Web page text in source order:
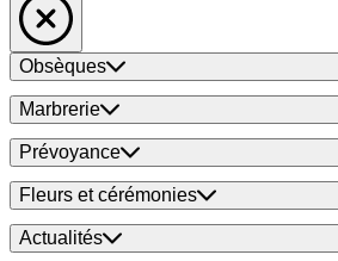
Obsèques
Marbrerie
Prévoyance
Fleurs et cérémonies
Actualités